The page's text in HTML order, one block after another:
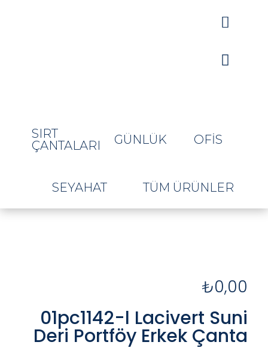


SIRT
ÇANTALARI
GÜNLÜK OFIS
SEYAHAT TÜM ÜRÜNLER
₺0,00
01pc1142-l Lacivert Suni
Deri Portföy Erkek Çanta